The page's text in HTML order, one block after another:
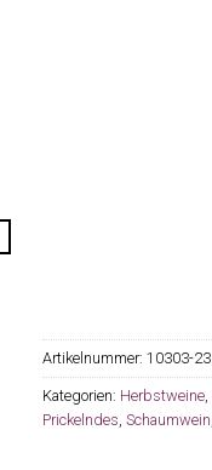
Artikelnummer:10303-23
Kategorien: Herbstweine
Prickelndes ,Schaumwein